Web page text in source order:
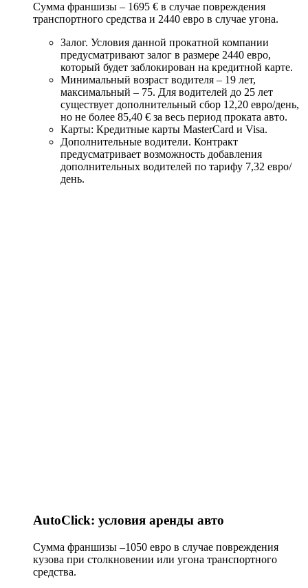
Сумма франшизы – 1695 € в случае повреждения
транспортного средства и 2440 евро в случае угона.
Залог. Условия данной прокатной компании
предусматривают залог в размере 2440 евро,
который будет заблокирован на кредитной карте.
Минимальный возраст водителя – 19 лет,
максимальный – 75. Для водителей до 25 лет
существует дополнительный сбор 12,20 евро/день,
но не более 85,40 € за весь период проката авто.
Карты: Кредитные карты MasterCard и Visa.
Дополнительные водители. Контракт
предусматривает возможность добавления
дополнительных водителей по тарифу 7,32 евро/
день.
AutoClick: условия аренды авто
Сумма франшизы –1050 евро в случае повреждения
кузова при столкновении или угона транспортного
средства.